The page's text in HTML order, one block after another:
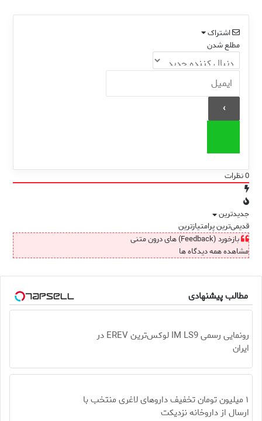
اشتراک
مطلع شدن
0نظرات
جدیدترین
قدیمی‌ترینپرامتیازترین
بازخورد (Feedback) های درون متنی
مشاهده همه دیدگاه ها
مطالب پیشنهادی
رونمایی رسمی IM LS9 لوکس‌ترین EREV در
ایران
۱ میلیون تومان تخفیف داروهای لاغری منتخب با
ارسال از داروخانه نزدیکت